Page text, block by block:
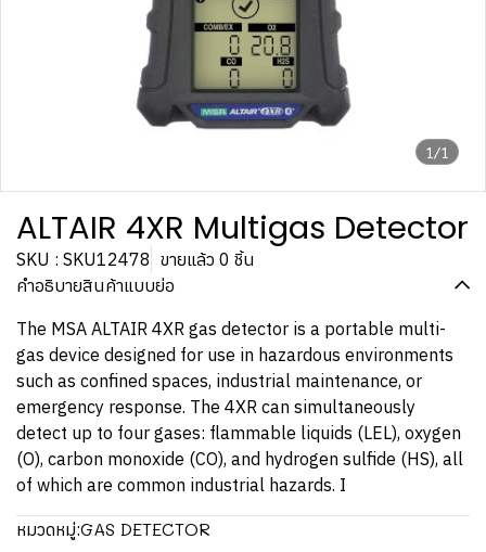
1/1
ALTAIR 4XR Multigas Detector
SKU : SKU12478 ขายแล้ว 0 ชิ้น
คำอธิบายสินค้าแบบย่อ
The MSA ALTAIR 4XR gas detector is a portable multi-
gas device designed for use in hazardous environments
such as confined spaces, industrial maintenance, or
emergency response. The 4XR can simultaneously
detect up to four gases: flammable liquids (LEL), oxygen
(O), carbon monoxide (CO), and hydrogen sulfide (HS), all
of which are common industrial hazards. I
หมวดหมู่:GAS DETECTOR